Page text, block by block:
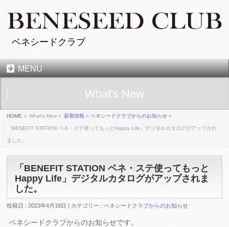
ベネシードクラブ
MENU
What's New
HOME » What's New » 新着情報 »ベネシードクラブからのお知らせ »
「BENEFIT STATION ベネ・ステ使ってもっとHappy Life」デジタルカタログがアップされ
ました。
「BENEFIT STATION ベネ・ステ使ってもっと
Happy Life」デジタルカタログがアップされま
した。
投稿日 : 2023年4月18日 | カテゴリー :ベネシードクラブからのお知らせ
ベネシードクラブからのお知らせです。